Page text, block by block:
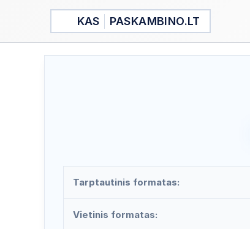
KAS PASKAMBINO.LT
Tarptautinis formatas:
Vietinis formatas: